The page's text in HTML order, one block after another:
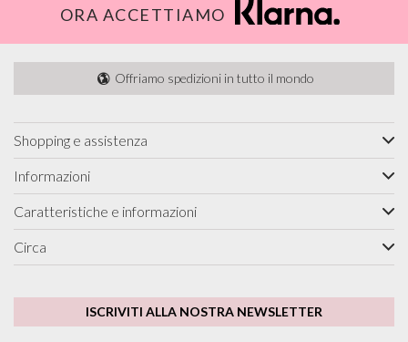
ORA ACCETTIAMO
Offriamo spedizioni in tutto il mondo
Shopping e assistenza
Informazioni
Caratteristiche e informazioni
Circa
ISCRIVITI ALLA NOSTRA NEWSLETTER